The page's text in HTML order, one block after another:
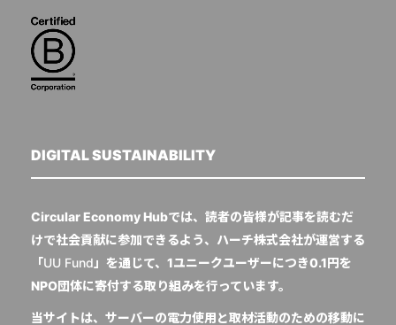
DIGITAL SUSTAINABILITY
Circular Economy Hubでは、読者の皆様が記事を読むだ
けで社会貢献に参加できるよう、ハーチ株式会社が運営する
「UU Fund 」を通じて、1ユニークユーザーにつき0.1円を
NPO団体に寄付する取り組みを行っています。
当サイトは、サーバーの電力使用と取材活動のための移動に